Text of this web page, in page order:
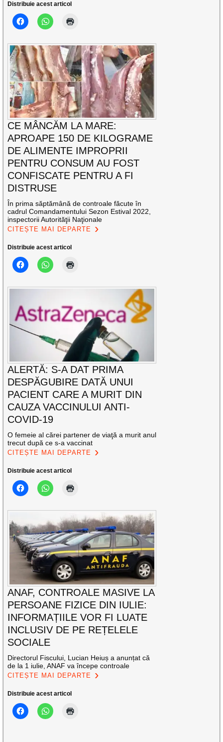
Distribuie acest articol
CE MÂNCĂM LA MARE:
APROAPE 150 DE KILOGRAME
DE ALIMENTE IMPROPRII
PENTRU CONSUM AU FOST
CONFISCATE PENTRU A FI
DISTRUSE
În prima săptămână de controale făcute în
cadrul Comandamentului Sezon Estival 2022,
inspectorii Autorităţii Naţionale
CITEȘTE MAI DEPARTE
Distribuie acest articol
ALERTĂ: S-A DAT PRIMA
DESPĂGUBIRE DATĂ UNUI
PACIENT CARE A MURIT DIN
CAUZA VACCINULUI ANTI-
COVID-19
O femeie al cărei partener de viaţă a murit anul
trecut după ce s-a vaccinat
CITEȘTE MAI DEPARTE
Distribuie acest articol
ANAF, CONTROALE MASIVE LA
PERSOANE FIZICE DIN IULIE:
INFORMAȚIILE VOR FI LUATE
INCLUSIV DE PE REȚELELE
SOCIALE
Directorul Fiscului, Lucian Heiuș a anunțat că
de la 1 iulie, ANAF va începe controale
CITEȘTE MAI DEPARTE
Distribuie acest articol